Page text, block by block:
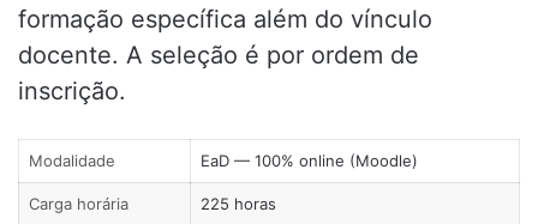
formação específica além do vínculo
docente. A seleção é por ordem de
inscrição.
Modalidade EaD — 100% online (Moodle)
Carga horária 225 horas